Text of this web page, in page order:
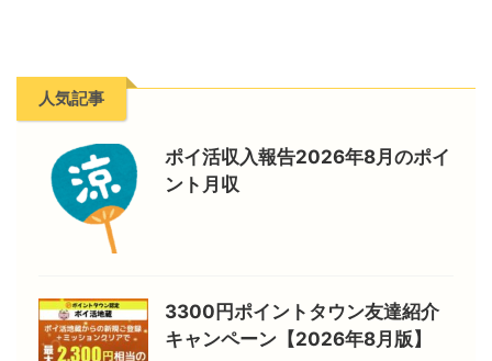
人気記事
ポイ活収入報告2026年8月のポイ
ント月収
3300円ポイントタウン友達紹介
キャンペーン【2026年8月版】